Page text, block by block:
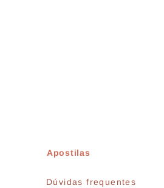
Apostilas
Dúvidas frequentes